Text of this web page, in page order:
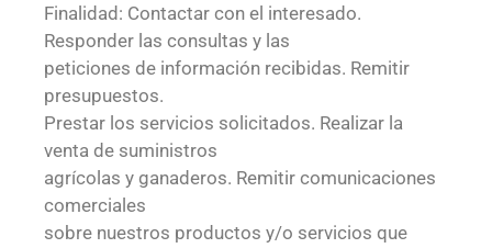
Finalidad: Contactar con el interesado.
Responder las consultas y las
peticiones de información recibidas. Remitir
presupuestos.
Prestar los servicios solicitados. Realizar la
venta de suministros
agrícolas y ganaderos. Remitir comunicaciones
comerciales
sobre nuestros productos y/o servicios que